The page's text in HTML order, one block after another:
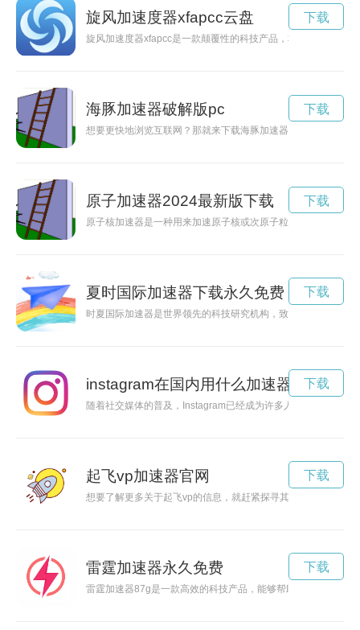
旋风加速度器xfapcc云盘
旋风加速度器xfapcc是一款颠覆性的科技产品，将为我们的生活
下载
海豚加速器破解版pc
想要更快地浏览互联网？那就来下载海豚加速器破解版吧！它
下载
原子加速器2024最新版下载
原子核加速器是一种用来加速原子核或次原子粒子的装置，广
下载
夏时国际加速器下载永久免费
时夏国际加速器是世界领先的科技研究机构，致力于探索未知
下载
instagram在国内用什么加速器
随着社交媒体的普及，Instagram已经成为许多人推广个人品
下载
起飞vp加速器官网
想要了解更多关于起飞vp的信息，就赶紧探寻其官网网址吧！
下载
雷霆加速器永久免费
雷霆加速器87g是一款高效的科技产品，能够帮助用户加速工作
下载